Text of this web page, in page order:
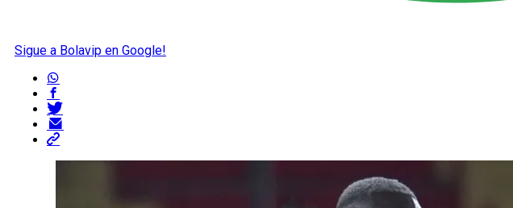
Sigue a Bolavip en Google!